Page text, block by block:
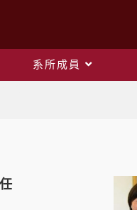
系所成員